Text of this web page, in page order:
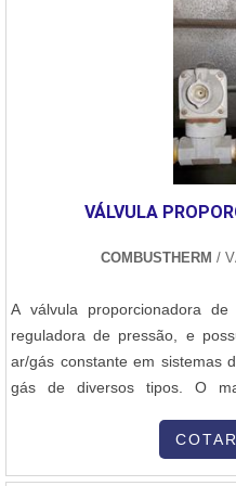
construção e a manutenção
funções essenciais em
siderurgia, geração de energia,
equipamentos são
troca de calor,
pressão, e condução de
combustíveis ou através de
na geração de energia ou em
temperaturas, como os
petroquímicas. Trocadores de Calor: Equipamentos que permitem
a transferência de calor entre
mistura entre eles,
também produzem grandes
acomodam esses
Processos Envolvidos A
VÁLVULA
COMBUSTHERM /
A válvula proporcionadora
reguladora de pressão, e
ar/gás constante em sistemas
gás de diversos tipos. O
fazer essa compensação de